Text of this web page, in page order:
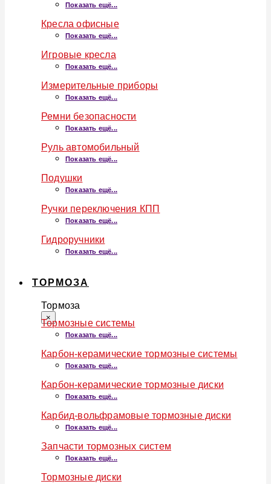
Показать ещё...
Кресла офисные
Показать ещё...
Игровые кресла
Показать ещё...
Измерительные приборы
Показать ещё...
Ремни безопасности
Показать ещё...
Руль автомобильный
Показать ещё...
Подушки
Показать ещё...
Ручки переключения КПП
Показать ещё...
Гидроручники
Показать ещё...
ТОРМОЗА
Тормоза
×
Тормозные системы
Показать ещё...
Карбон-керамические тормозные системы
Показать ещё...
Карбон-керамические тормозные диски
Показать ещё...
Карбид-вольфрамовые тормозные диски
Показать ещё...
Запчасти тормозных систем
Показать ещё...
Тормозные диски